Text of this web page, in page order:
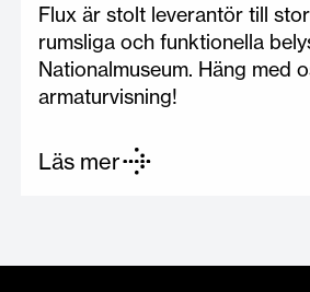
Flux är stolt leverantör till
rumsliga och funktionella
Nationalmuseum. Häng med
armaturvisning!
Läs mer